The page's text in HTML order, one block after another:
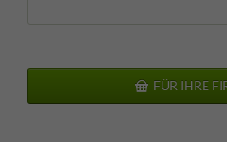
FÜR IHRE